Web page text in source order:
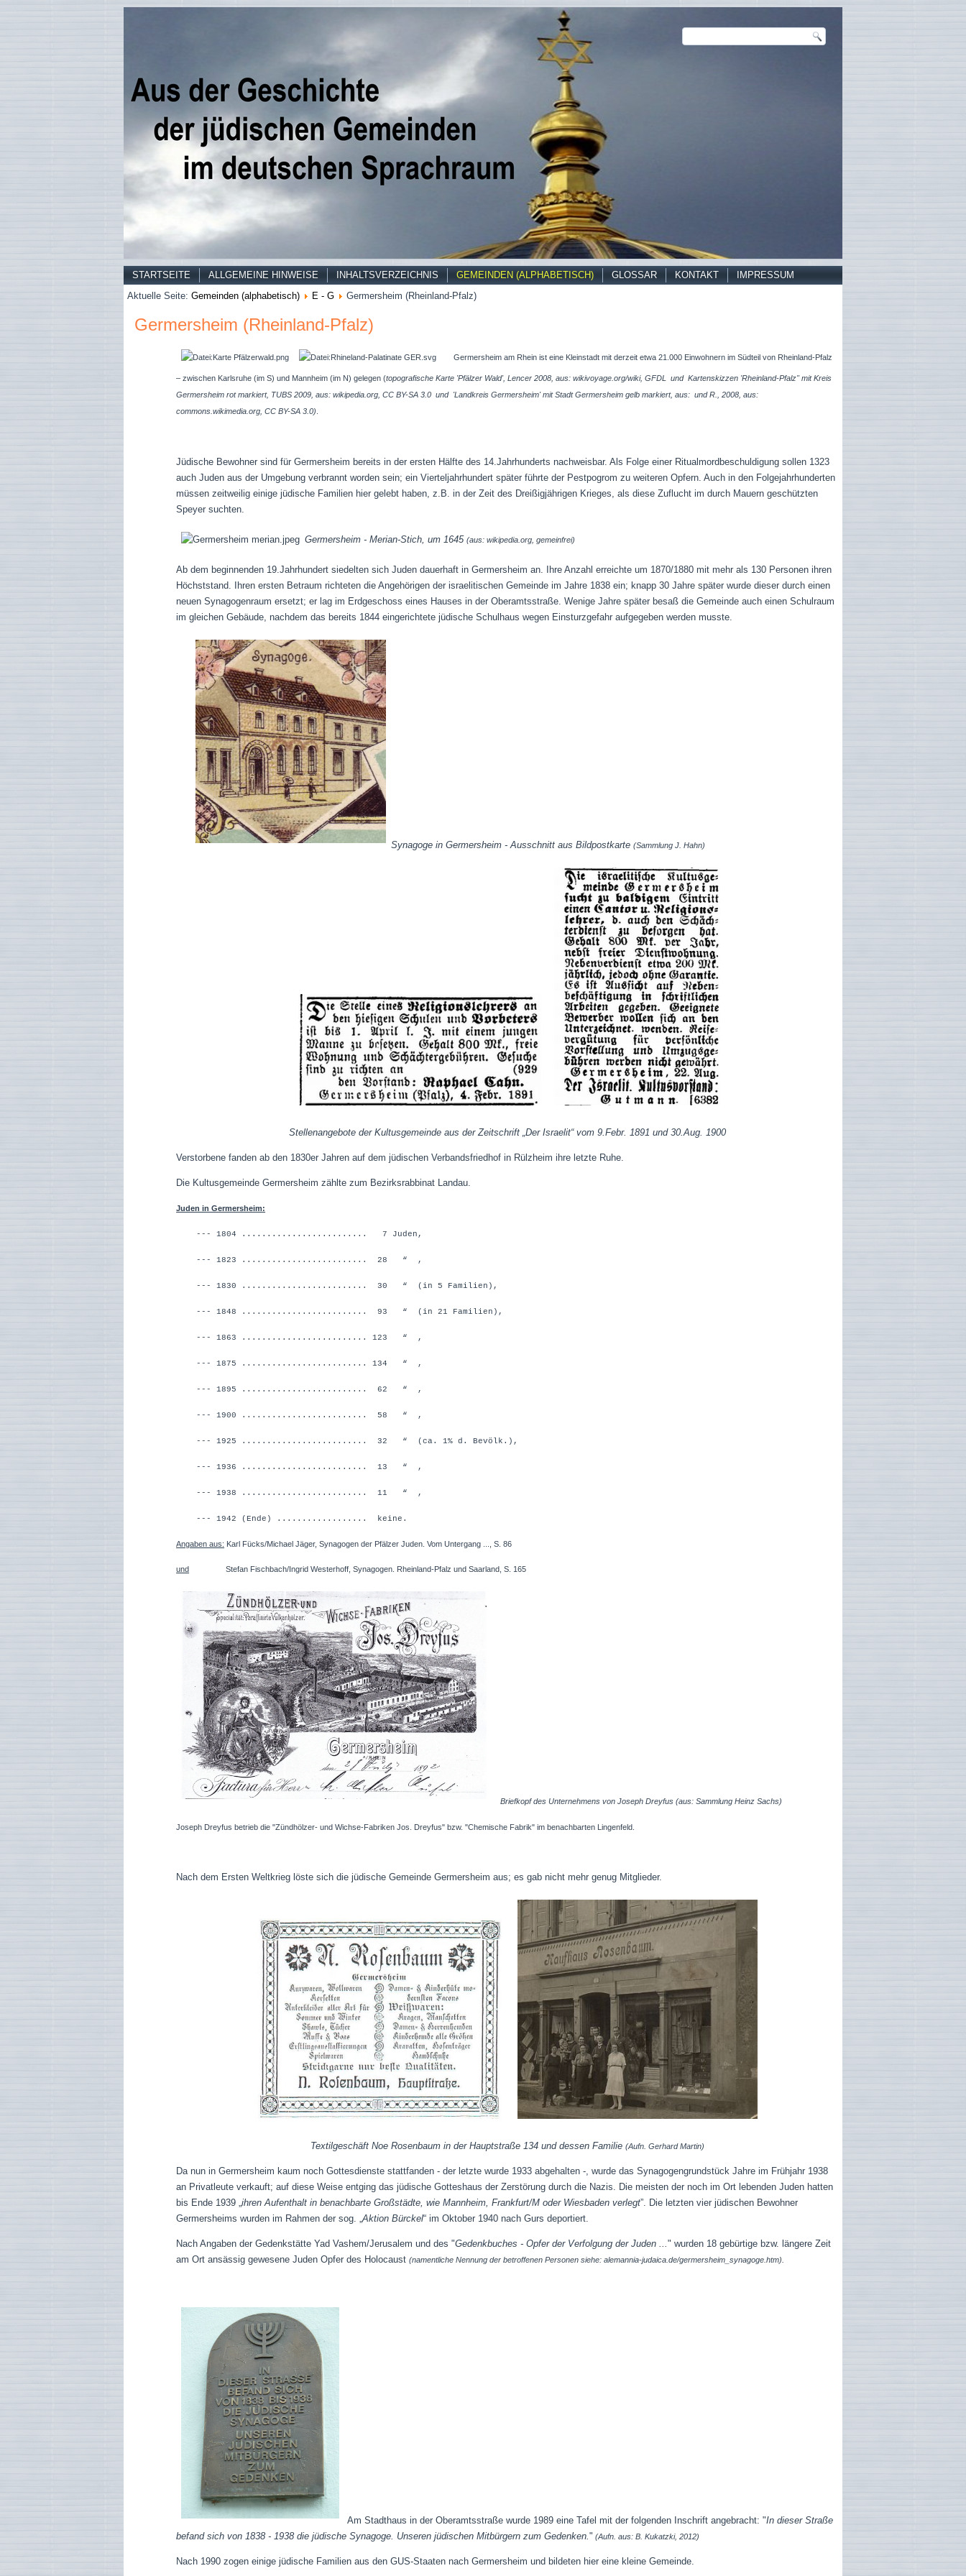
STARTSEITE ALLGEMEINE HINWEISE INHALTSVERZEICHNIS GEMEINDEN (ALPHABETISCH) GLOSSAR KONTAKT
IMPRESSUM
Aktuelle Seite: Gemeinden (alphabetisch) E - G Germersheim (Rheinland-Pfalz)
Germersheim (Rheinland-Pfalz)
Germersheim am Rhein ist eine Kleinstadt mit derzeit etwa 21.000 Einwohnern im Südteil von Rheinland-Pfalz
– zwischen Karlsruhe (im S) und Mannheim (im N) gelegen (topografische Karte 'Pfälzer Wald',Lencer 2008, aus: wikivoyage.org/wiki, GFDL und Kartenskizzen 'Rheinland-Pfalz" mit Kreis
Germersheim rot markiert, TUBS 2009, aus: wikipedia.org, CC BY-SA 3.0 und 'Landkreis Germersheim' mit Stadt Germersheim gelb markiert,aus: und R., 2008, aus:
commons.wikimedia.org, CC BY-SA 3.0)
Jüdische Bewohner sind für Germersheim bereits in der ersten Hälfte des 14.Jahrhunderts nachweisbar. Als Folge einer Ritualmordbeschuldigung sollen 1323
auch Juden aus der Umgebung verbrannt worden sein; ein Vierteljahrhundert später führte der Pestpogrom zu weiteren Opfern. Auch in den Folgejahrhunderten
müssen zeitweilig einige jüdische Familien hier gelebt haben, z.B. in der Zeit des Dreißigjährigen Krieges, als diese Zuflucht im durch Mauern geschützten
Speyer suchten.
Germersheim - Merian-Stich, um 1645(aus: wikipedia.org, gemeinfrei)
Ab dem beginnenden 19.Jahrhundert siedelten sich Juden dauerhaft in Germersheim an. Ihre Anzahl erreichte um 1870/1880 mit mehr als 130 Personen ihren
Höchststand. Ihren ersten Betraum richteten die Angehörigen der israelitischen Gemeinde im Jahre 1838 ein; knapp 30 Jahre später wurde dieser durch einen
neuen Synagogenraum ersetzt; er lag im Erdgeschoss eines Hauses in der Oberamtsstraße. Wenige Jahre später besaß die Gemeinde auch einen Schulraum
im gleichen Gebäude, nachdem das bereits 1844 eingerichtete jüdische Schulhaus wegen Einsturzgefahr aufgegeben werden musste.
Synagoge in Germersheim - Ausschnitt aus Bildpostkarte(Sammlung J. Hahn)
Stellenangebote der Kultusgemeinde aus der Zeitschrift „Der Israelit“ vom 9.Febr. 1891 und 30.Aug. 1900
Verstorbene fanden ab den 1830er Jahren auf dem jüdischen Verbandsfriedhof in Rülzheim ihre letzte Ruhe.
Die Kultusgemeinde Germersheim zählte zum Bezirksrabbinat Landau.
Juden in Germersheim:
--- 1804 ......................... 7 Juden,
--- 1823 ......................... 28 “ ,
--- 1830 ......................... 30 “ (in 5 Familien),
--- 1848 ......................... 93 “ (in 21 Familien),
--- 1863 ......................... 123 “ ,
--- 1875 ......................... 134 “ ,
--- 1895 ......................... 62 “ ,
--- 1900 ......................... 58 “ ,
--- 1925 ......................... 32 “ (ca. 1% d. Bevölk.),
--- 1936 ......................... 13 “ ,
--- 1938 ......................... 11 “ ,
--- 1942 (Ende) .................. keine.
Angaben aus: Karl Fücks/Michael Jäger, Synagogen der Pfälzer Juden. Vom Untergang ..., S. 86
und Stefan Fischbach/Ingrid Westerhoff, Synagogen. Rheinland-Pfalz und Saarland, S. 165
Briefkopf des Unternehmens von Joseph Dreyfus (aus: Sammlung Heinz Sachs)
Joseph Dreyfus betrieb die "Zündhölzer- und Wichse-Fabriken Jos. Dreyfus" bzw. "Chemische Fabrik" im benachbarten Lingenfeld.
Nach dem Ersten Weltkrieg löste sich die jüdische Gemeinde Germersheim aus; es gab nicht mehr genug Mitglieder.
Textilgeschäft Noe Rosenbaum in der Hauptstraße 134 und dessen Familie(Aufn. Gerhard Martin)
Da nun in Germersheim kaum noch Gottesdienste stattfanden - der letzte wurde 1933 abgehalten -, wurde das Synagogengrundstück Jahre im Frühjahr 1938
an Privatleute verkauft; auf diese Weise entging das jüdische Gotteshaus der Zerstörung durch die Nazis. Die meisten der noch im Ort lebenden Juden hatten
bis Ende 1939 „ihren Aufenthalt in benachbarte Großstädte, wie Mannheim, Frankfurt/M oder Wiesbaden verlegt”. Die letzten vier jüdischen Bewohner
Germersheims wurden im Rahmen der sog. „Aktion Bürckel“ im Oktober 1940 nach Gurs deportiert.
Nach Angaben der Gedenkstätte Yad Vashem/Jerusalem und des "Gedenkbuches - Opfer der Verfolgung der Juden ..." wurden 18 gebürtige bzw. längere Zeit
am Ort ansässig gewesene Juden Opfer des Holocaust(namentliche Nennung der betroffenen Personen siehe: alemannia-judaica.de/germersheim_synagoge.htm).
Am Stadthaus in der Oberamtsstraße wurde 1989 eine Tafel mit der folgenden Inschrift angebracht: "In dieser Straße
befand sich von 1838 - 1938 die jüdische Synagoge. Unseren jüdischen Mitbürgern zum Gedenken." (Aufn. aus: B. Kukatzki, 2012)
Nach 1990 zogen einige jüdische Familien aus den GUS-Staaten nach Germersheim und bildeten hier eine kleine Gemeinde.